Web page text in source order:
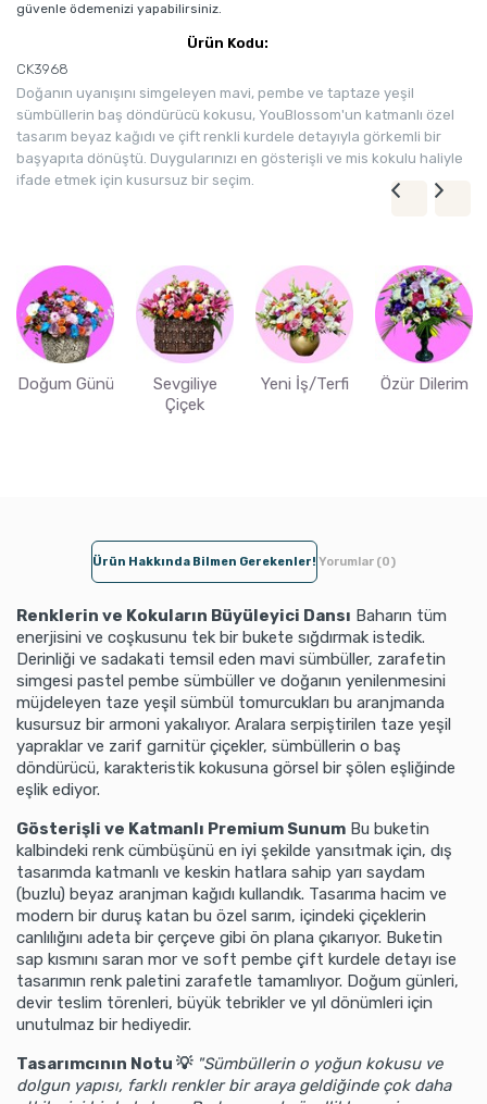
güvenle ödemenizi yapabilirsiniz.
Ürün Kodu:
CK3968
Doğanın uyanışını simgeleyen mavi, pembe ve taptaze yeşil
sümbüllerin baş döndürücü kokusu, YouBlossom'un katmanlı özel
tasarım beyaz kağıdı ve çift renkli kurdele detayıyla görkemli bir
başyapıta dönüştü. Duygularınızı en gösterişli ve mis kokulu haliyle
ifade etmek için kusursuz bir seçim.
Doğum Günü
Sevgiliye
Çiçek
Yeni İş/Terfi Özür Dilerim
Ürün Hakkında Bilmen Gerekenler! Yorumlar (0)
Renklerin ve Kokuların Büyüleyici Dansı Baharın tüm
enerjisini ve coşkusunu tek bir bukete sığdırmak istedik.
Derinliği ve sadakati temsil eden mavi sümbüller, zarafetin
simgesi pastel pembe sümbüller ve doğanın yenilenmesini
müjdeleyen taze yeşil sümbül tomurcukları bu aranjmanda
kusursuz bir armoni yakalıyor. Aralara serpiştirilen taze yeşil
yapraklar ve zarif garnitür çiçekler, sümbüllerin o baş
döndürücü, karakteristik kokusuna görsel bir şölen eşliğinde
eşlik ediyor.
Gösterişli ve Katmanlı Premium Sunum Bu buketin
kalbindeki renk cümbüşünü en iyi şekilde yansıtmak için, dış
tasarımda katmanlı ve keskin hatlara sahip yarı saydam
(buzlu) beyaz aranjman kağıdı kullandık. Tasarıma hacim ve
modern bir duruş katan bu özel sarım, içindeki çiçeklerin
canlılığını adeta bir çerçeve gibi ön plana çıkarıyor. Buketin
sap kısmını saran mor ve soft pembe çift kurdele detayı ise
tasarımın renk paletini zarafetle tamamlıyor. Doğum günleri,
devir teslim törenleri, büyük tebrikler ve yıl dönümleri için
unutulmaz bir hediyedir.
Tasarımcının Notu 💡 "Sümbüllerin o yoğun kokusu ve
dolgun yapısı, farklı renkler bir araya geldiğinde çok daha